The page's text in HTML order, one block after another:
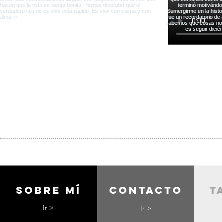
Sobre mí
Ir >
contacto
Ir >